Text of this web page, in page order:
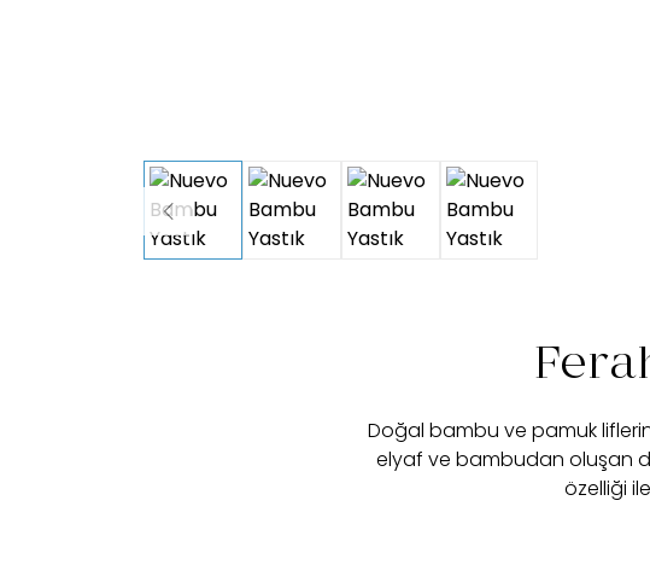
Doğal bambu ve pamuk
elyaf ve bambudan oluşan
özelliği